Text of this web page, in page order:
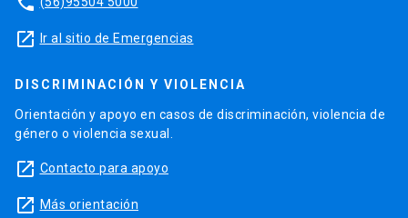
launch Ir al sitio de Emergencias
DISCRIMINACIÓN Y VIOLENCIA
Orientación y apoyo en casos de discriminación, violencia de
género o violencia sexual.
launch Contacto para apoyo
launch Más orientación